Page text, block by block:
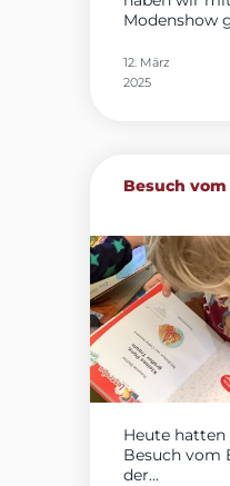
Modenshow
12. März
2025
Besuch
Heute
Besuch vom
der...